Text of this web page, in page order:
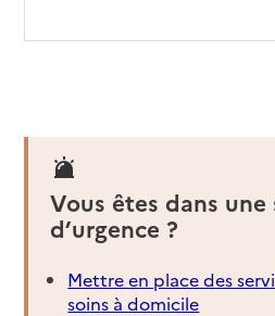
Vous êtes dans
d’urgence ?
Mettre en place des
soins à domicile